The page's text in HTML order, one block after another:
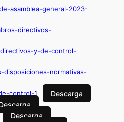
asamblea-general-2023-
directivos-
y-de-control-
disposiciones-normativas-
control-1 Descarga
Descarga
Descarga